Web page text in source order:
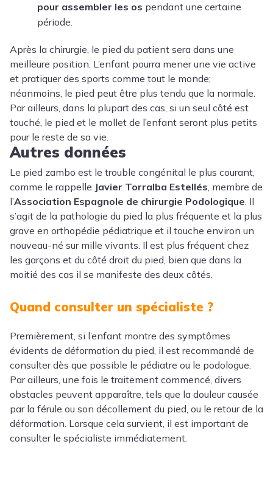
pour assembler les os pendant une certaine
période.
Après la chirurgie, le pied du patient sera dans une
meilleure position. L’enfant pourra mener une vie active
et pratiquer des sports comme tout le monde;
néanmoins, le pied peut être plus tendu que la normale.
Par ailleurs, dans la plupart des cas, si un seul côté est
touché, le pied et le mollet de l’enfant seront plus petits
pour le reste de sa vie.
Autres données
Le pied zambo est le trouble congénital le plus courant,
comme le rappelle Javier Torralba Estellés, membre de
l’Association Espagnole de chirurgie Podologique. Il
s’agit de la pathologie du pied la plus fréquente et la plus
grave en orthopédie pédiatrique et il touche environ un
nouveau-né sur mille vivants. Il est plus fréquent chez
les garçons et du côté droit du pied, bien que dans la
moitié des cas il se manifeste des deux côtés.
Quand consulter un spécialiste ?
Premièrement, si l’enfant montre des symptômes
évidents de déformation du pied, il est recommandé de
consulter dès que possible le pédiatre ou le podologue.
Par ailleurs, une fois le traitement commencé, divers
obstacles peuvent apparaître, tels que la douleur causée
par la férule ou son décollement du pied, ou le retour de la
déformation. Lorsque cela survient, il est important de
consulter le spécialiste immédiatement.